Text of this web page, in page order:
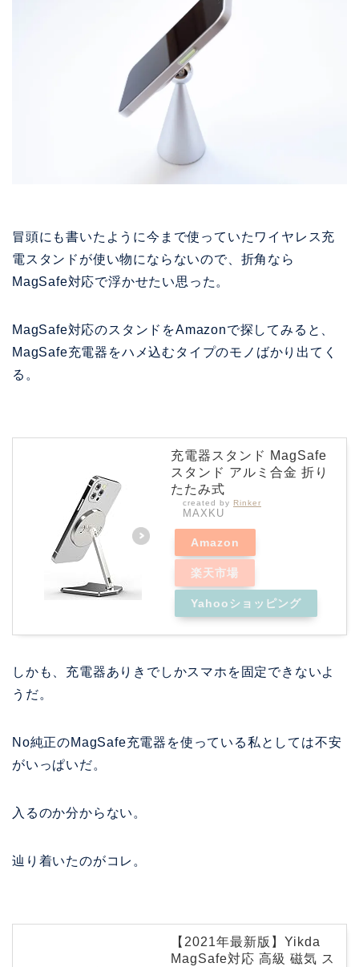
冒頭にも書いたように今まで使っていたワイヤレス充
電スタンドが使い物にならないので、折角なら
MagSafe対応で浮かせたい思った。
MagSafe対応のスタンドをAmazonで探してみると、
MagSafe充電器をハメ込むタイプのモノばかり出てく
る。
充電器スタンド MagSafe
スタンド アルミ合金 折り
たたみ式
created by Rinker
MAXKU
Amazon
楽天市場
Yahooショッピング
しかも、充電器ありきでしかスマホを固定できないよ
うだ。
No純正のMagSafe充電器を使っている私としては不安
がいっぱいだ。
入るのか分からない。
辿り着いたのがコレ。
【2021年最新版】Yikda
MagSafe対応 高級 磁気 ス